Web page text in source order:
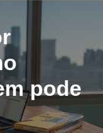
pode